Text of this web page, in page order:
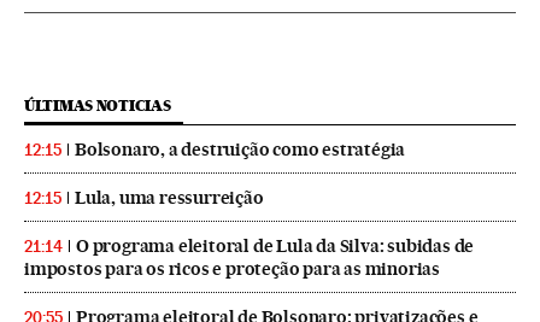
ÚLTIMAS NOTICIAS
12:15 Bolsonaro, a destruição como estratégia
12:15 Lula, uma ressurreição
21:14
O programa eleitoral de Lula da Silva: subidas de
impostos para os ricos e proteção para as minorias
20:55
Programa eleitoral de Bolsonaro: privatizações e